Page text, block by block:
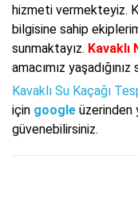
hizmeti vermekteyiz.
bilgisine sahip
sunmaktayız. Kavaklı
amacımız
Kavaklı Su Kaçağı
için google üzerinden
güvenebilirsiniz.